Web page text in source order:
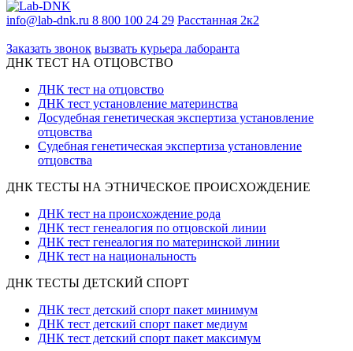
info@lab-dnk.ru 8 800 100 24 29 Расстанная 2к2
Заказать звонок вызвать курьера лаборанта
ДНК ТЕСТ НА ОТЦОВСТВО
ДНК тест на отцовство
ДНК тест установление материнства
Досудебная генетическая экспертиза установление
отцовства
Судебная генетическая экспертиза установление
отцовства
ДНК ТЕСТЫ НА ЭТНИЧЕСКОЕ ПРОИСХОЖДЕНИЕ
ДНК тест на происхождение рода
ДНК тест генеалогия по отцовской линии
ДНК тест генеалогия по материнской линии
ДНК тест на национальность
ДНК ТЕСТЫ ДЕТСКИЙ СПОРТ
ДНК тест детский спорт пакет минимум
ДНК тест детский спорт пакет медиум
ДНК тест детский спорт пакет максимум